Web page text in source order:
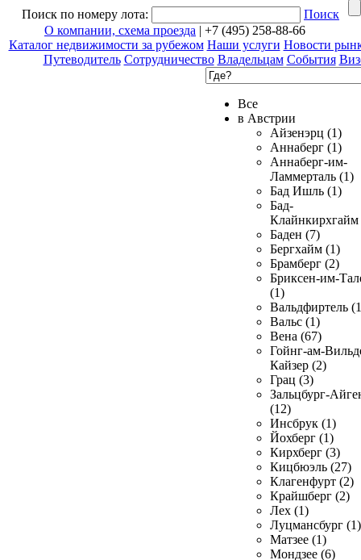
Поиск по номеру лота:
Поиск
О компании, схема проезда | +7 (495) 258-88-66
Каталог недвижимости за рубежом Наши услуги Новости
Путеводитель Сотрудничество Владельцам События
Все
в Австрии
Айзенэрц (1)
Аннаберг (1)
Аннаберг-им-
Ламмерталь (1)
Бад Ишль (1)
Бад-
Клайнкирхгайм
Баден (7)
Бергхайм (1)
Брамберг (2)
Бриксен-им-
(1)
Вальдфиртель
Вальс (1)
Вена (67)
Гойнг-ам-
Кайзер (2)
Грац (3)
Зальцбург-
(12)
Инсбрук (1)
Йохберг (1)
Кирхберг (3)
Кицбюэль (27)
Клагенфурт (2)
Крайшберг (2)
Лех (1)
Луцмансбург (1)
Матзее (1)
Мондзее (6)